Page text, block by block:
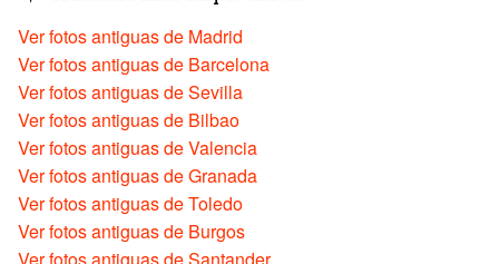
Ver fotos antiguas de Madrid
Ver fotos antiguas de Barcelona
Ver fotos antiguas de Sevilla
Ver fotos antiguas de Bilbao
Ver fotos antiguas de Valencia
Ver fotos antiguas de Granada
Ver fotos antiguas de Toledo
Ver fotos antiguas de Burgos